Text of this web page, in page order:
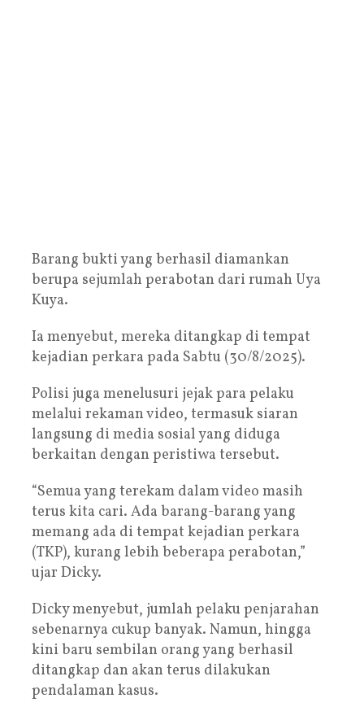
Barang bukti yang berhasil diamankan
berupa sejumlah perabotan dari rumah Uya
Kuya.
Ia menyebut, mereka ditangkap di tempat
kejadian perkara pada Sabtu (30/8/2025).
Polisi juga menelusuri jejak para pelaku
melalui rekaman video, termasuk siaran
langsung di media sosial yang diduga
berkaitan dengan peristiwa tersebut.
“Semua yang terekam dalam video masih
terus kita cari. Ada barang-barang yang
memang ada di tempat kejadian perkara
(TKP), kurang lebih beberapa perabotan,”
ujar Dicky.
Dicky menyebut, jumlah pelaku penjarahan
sebenarnya cukup banyak. Namun, hingga
kini baru sembilan orang yang berhasil
ditangkap dan akan terus dilakukan
pendalaman kasus.